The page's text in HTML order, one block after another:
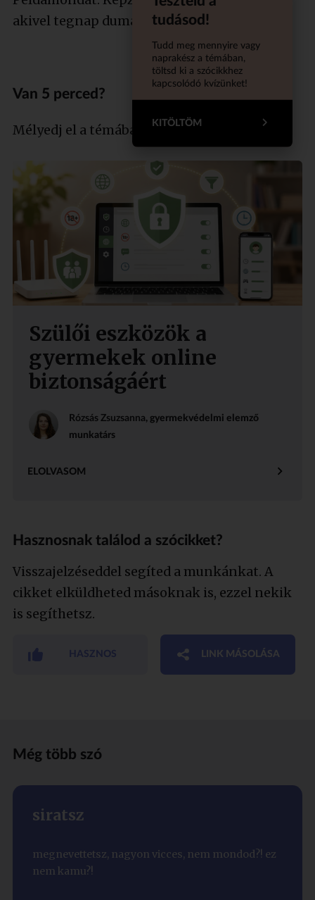
akivel tegnap dumáltunk!tudásod!
Tudd meg mennyire vagy
naprakész a témában,
töltsd ki a szócikkhez
kapcsolódó kvízünket!
KITÖLTÖM
Van 5 perced?
Mélyedj el a témában szakértőnkkel!
Szülői eszközök a
gyermekek online
biztonságáért
Rózsás Zsuzsanna, gyermekvédelmi elemző
munkatárs
ELOLVASOM
Hasznosnak találod a szócikket?
Visszajelzéseddel segíted a munkánkat. A
cikket elküldheted másoknak is, ezzel nekik
is segíthetsz.
HASZNOS LINK MÁSOLÁSA
Még több szó
siratsz
megnevettetsz, nagyon vicces, nem mondod?! ez
nem kamu?!